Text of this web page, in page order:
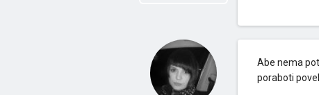
Abe nema
poraboti